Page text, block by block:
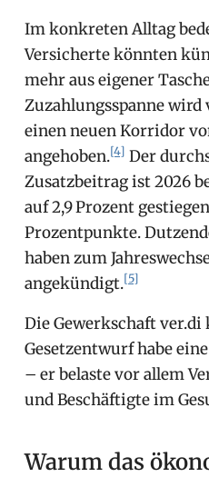
Im konkreten Alltag
Versicherte könnten
mehr aus eigener
Zuzahlungsspanne wird
einen neuen Korridor
angehoben.[4] Der
Zusatzbeitrag ist 2026
auf 2,9 Prozent
Prozentpunkte.
haben zum
angekündigt.[5]
Die Gewerkschaft
Gesetzentwurf habe
– er belaste vor allem
und Beschäftigte im
Warum das